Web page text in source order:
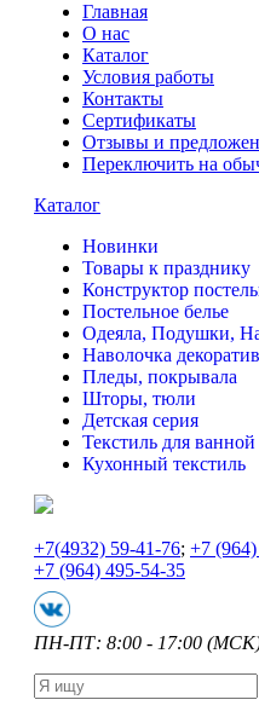
Главная
О нас
Каталог
Условия работы
Контакты
Сертификаты
Отзывы и
Переключить на
Каталог
Новинки
Товары к празднику
Конструктор
Постельное белье
Одеяла, Подушки,
Наволочка
Пледы, покрывала
Шторы, тюли
Детская серия
Текстиль для ванной
Кухонный текстиль
+7(4932) 59-41-76; +7
+7 (964) 495-54-35
ПН-ПТ: 8:00 - 17:00